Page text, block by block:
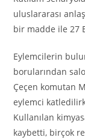
uluslararası
bir madde ile 27
Eylemcilerin
borularından
Çeçen komutan
eylemci
Kullanılan
kaybetti, birçok